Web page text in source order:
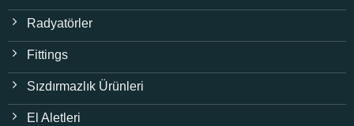
Radyatörler
Fittings
Sızdırmazlık Ürünleri
El Aletleri